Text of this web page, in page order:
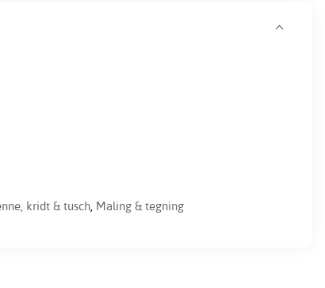
kridt & tusch, Maling & tegning